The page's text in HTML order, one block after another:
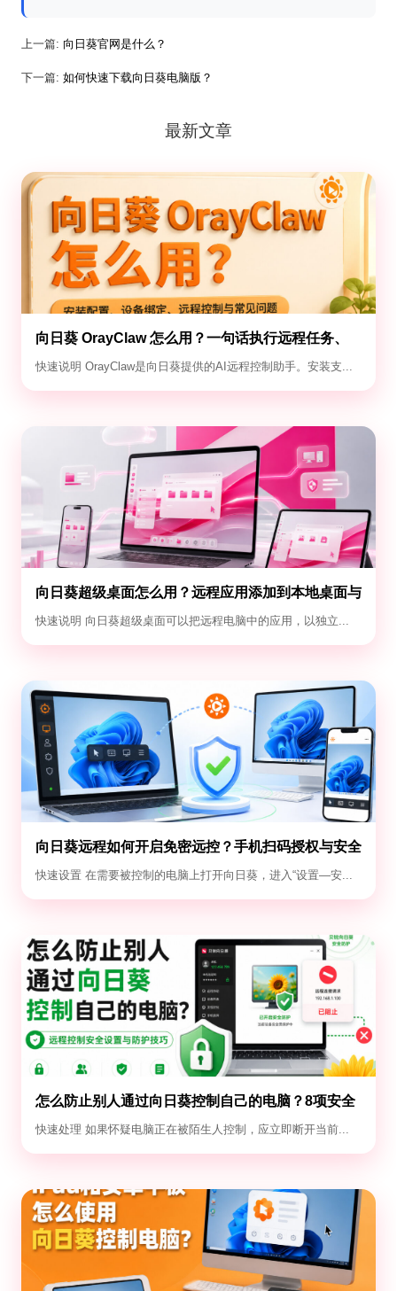
上一篇: 向日葵官网是什么？
下一篇: 如何快速下载向日葵电脑版？
最新文章
向日葵 OrayClaw 怎么用？一句话执行远程任务、
定时自动化与失败排查
快速说明 OrayClaw是向日葵提供的AI远程控制助手。安装支...
向日葵超级桌面怎么用？远程应用添加到本地桌面与
退出教程
快速说明 向日葵超级桌面可以把远程电脑中的应用，以独立...
向日葵远程如何开启免密远控？手机扫码授权与安全
设置教程
快速设置 在需要被控制的电脑上打开向日葵，进入“设置—安...
怎么防止别人通过向日葵控制自己的电脑？8项安全
设置
快速处理 如果怀疑电脑正在被陌生人控制，应立即断开当前...